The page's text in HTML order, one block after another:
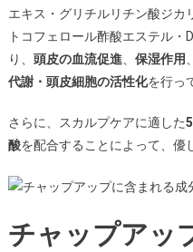
エキス・グリチルリチン酸ジカ
トコフェロール酢酸エステル・
り、 頭皮の血流促進、 保湿作用、
代謝・頭皮細胞の活性化を行っ
さらに、スカルプケアに適した
酸を配合することによって、優
チャップアッ